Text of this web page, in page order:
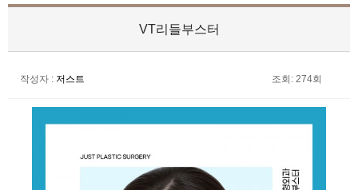
VT리들부스터
작성자 : 저스트 조회 : 274회